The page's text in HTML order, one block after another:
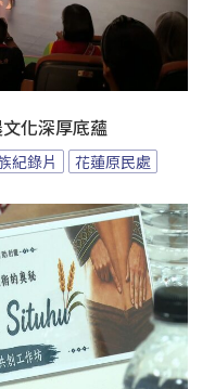
文化深厚底蘊
紀錄片 花蓮原民處